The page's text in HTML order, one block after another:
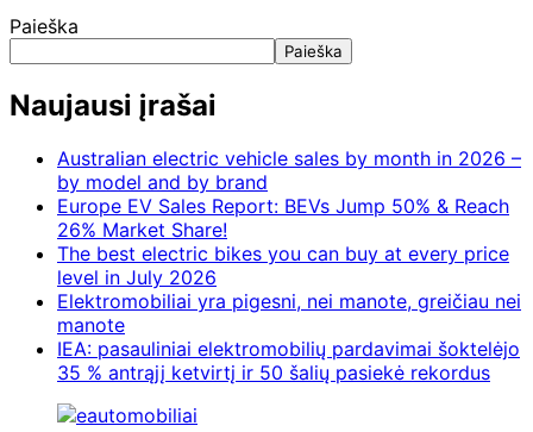
Paieška
Paieška
Naujausi įrašai
Australian electric vehicle sales by month in 2026 –
by model and by brand
Europe EV Sales Report: BEVs Jump 50% & Reach
26% Market Share!
The best electric bikes you can buy at every price
level in July 2026
Elektromobiliai yra pigesni, nei manote, greičiau nei
manote
IEA: pasauliniai elektromobilių pardavimai šoktelėjo
35 % antrąjį ketvirtį ir 50 šalių pasiekė rekordus